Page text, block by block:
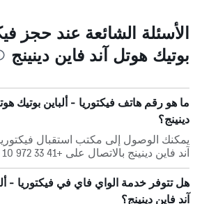
الأسئلة الشائعة عند حجز
بوتيك هوتل آند فاين دينينج
ما هو رقم هاتف فيكتوريا - ألباين بوتيك
دينينج؟
يمكنك الوصول إلى مكتب استقبال
آند فاين دينينج بالاتصال على +41 33 972 10 40.
هل تتوفر خدمة الواي فاي في فيكتوريا -
آند فاين دينينج؟